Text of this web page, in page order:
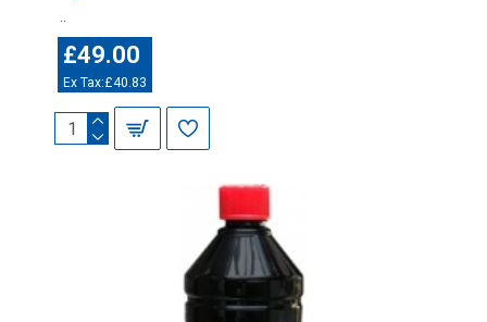
£49.00
Ex Tax:£40.83